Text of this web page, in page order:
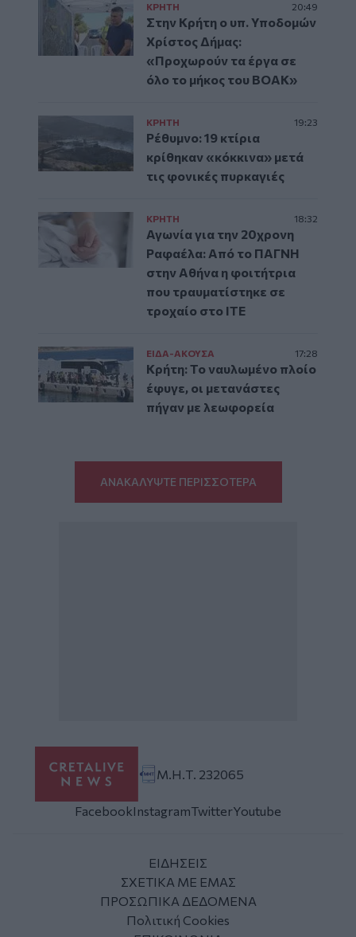
ΚΡΗΤΗ 20:49
Στην Κρήτη ο υπ. Υποδομών
Χρίστος Δήμας:
«Προχωρούν τα έργα σε
όλο το μήκος του ΒΟΑΚ»
ΚΡΗΤΗ 19:23
Ρέθυμνο: 19 κτίρια
κρίθηκαν «κόκκινα» μετά
τις φονικές πυρκαγιές
ΚΡΗΤΗ 18:32
Αγωνία για την 20χρονη
Ραφαέλα: Από το ΠΑΓΝΗ
στην Αθήνα η φοιτήτρια
που τραυματίστηκε σε
τροχαίο στο ΙΤΕ
ΕΙΔΑ-ΑΚΟΥΣΑ 17:28
Κρήτη: Το ναυλωμένο πλοίο
έφυγε, οι μετανάστες
πήγαν με λεωφορεία
ΑΝΑΚΑΛΥΨΤΕ ΠΕΡΙΣΣΟΤΕΡΑ
Μ.Η.Τ. 232065
FacebookInstagramTwitterYoutube
ΕΙΔΗΣΕΙΣ
ΣΧΕΤΙΚΑ ΜΕ ΕΜΑΣ
ΠΡΟΣΩΠΙΚΑ ΔΕΔΟΜΕΝΑ
Πολιτική Cookies